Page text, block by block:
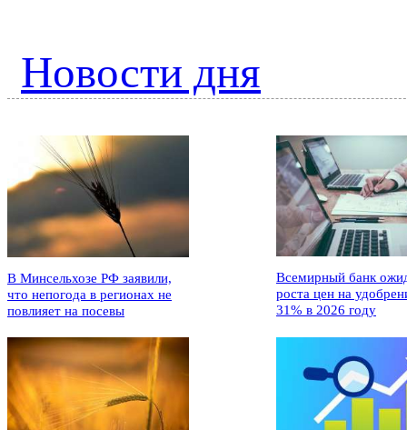
Новости дня
В Минсельхозе РФ заявили,
что непогода в регионах не
повлияет на посевы
Всемирный банк
роста цен на
31% в 2026 году